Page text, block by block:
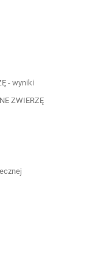
- wyniki
ZWIERZĘ